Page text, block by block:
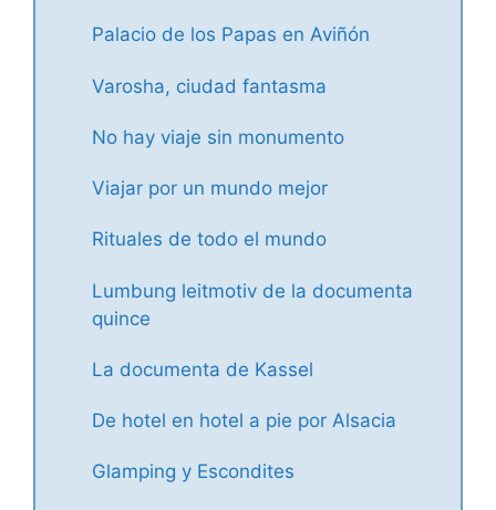
Palacio de los Papas en Aviñón
Varosha, ciudad fantasma
No hay viaje sin monumento
Viajar por un mundo mejor
Rituales de todo el mundo
Lumbung leitmotiv de la documenta
quince
La documenta de Kassel
De hotel en hotel a pie por Alsacia
Glamping y Escondites